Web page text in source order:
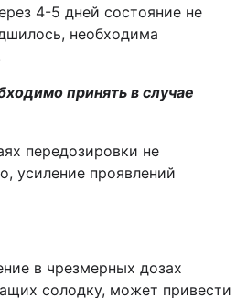
4-5 дней состояние не
необходима
принять в случае
передозировки не
усиление проявлений
в чрезмерных дозах
солодку, может привести